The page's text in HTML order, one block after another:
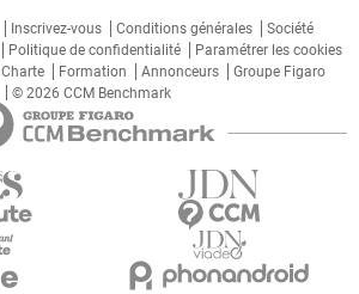
Inscrivez-vous Conditions générales
Société
Politique de confidentialité
Paramétrer les cookies
Charte Formation Annonceurs
Groupe Figaro
© 2026 CCM Benchmark